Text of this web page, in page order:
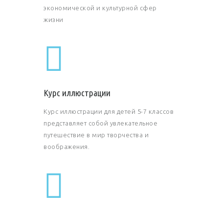
экономической и культурной сфер
жизни
Курс иллюстрации
Курс иллюстрации для детей 5-7 классов
представляет собой увлекательное
путешествие в мир творчества и
воображения.